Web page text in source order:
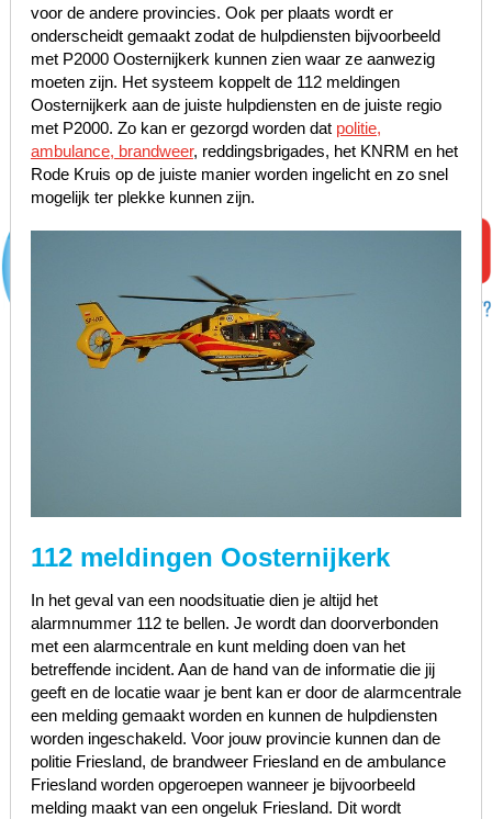
voor de andere provincies. Ook per plaats wordt er
onderscheidt gemaakt zodat de hulpdiensten bijvoorbeeld
met P2000 Oosternijkerk kunnen zien waar ze aanwezig
moeten zijn. Het systeem koppelt de 112 meldingen
Oosternijkerk aan de juiste hulpdiensten en de juiste regio
met P2000. Zo kan er gezorgd worden dat politie,
ambulance, brandweer, reddingsbrigades, het KNRM en het
Rode Kruis op de juiste manier worden ingelicht en zo snel
mogelijk ter plekke kunnen zijn.
112 meldingen Oosternijkerk
In het geval van een noodsituatie dien je altijd het
alarmnummer 112 te bellen. Je wordt dan doorverbonden
met een alarmcentrale en kunt melding doen van het
betreffende incident. Aan de hand van de informatie die jij
geeft en de locatie waar je bent kan er door de alarmcentrale
een melding gemaakt worden en kunnen de hulpdiensten
worden ingeschakeld. Voor jouw provincie kunnen dan de
politie Friesland, de brandweer Friesland en de ambulance
Friesland worden opgeroepen wanneer je bijvoorbeeld
melding maakt van een ongeluk Friesland. Dit wordt